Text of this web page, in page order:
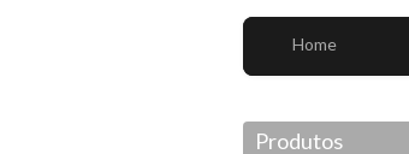
Home
Produtos